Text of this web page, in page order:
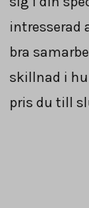
intresserad
bra
skillnad i
pris du till